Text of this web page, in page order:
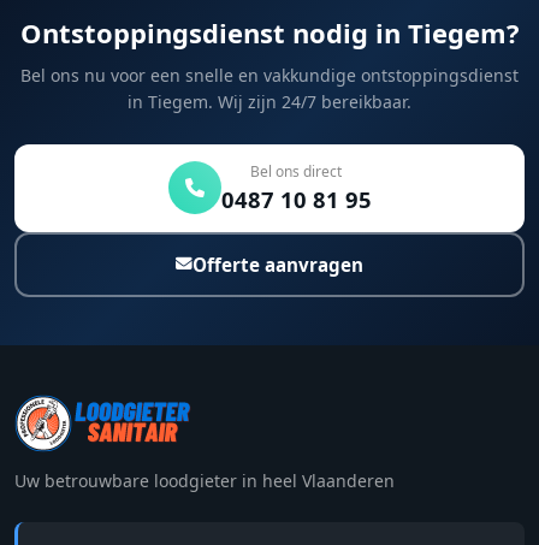
Ontstoppingsdienst nodig in Tiegem?
Bel ons nu voor een snelle en vakkundige ontstoppingsdienst
in Tiegem. Wij zijn 24/7 bereikbaar.
Bel ons direct
0487 10 81 95
Offerte aanvragen
Uw betrouwbare loodgieter in heel Vlaanderen